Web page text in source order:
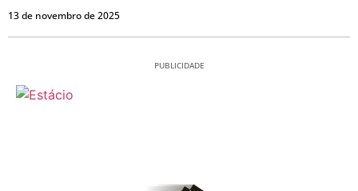
13 de novembro de 2025
PUBLICIDADE